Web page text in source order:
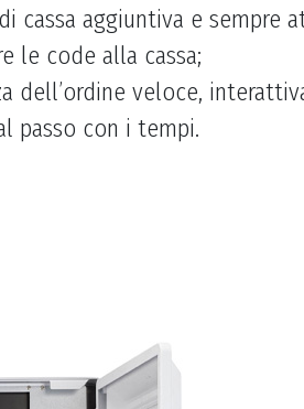
cassa aggiuntiva e sempre
le code alla cassa;
dell’ordine veloce,
passo con i tempi.